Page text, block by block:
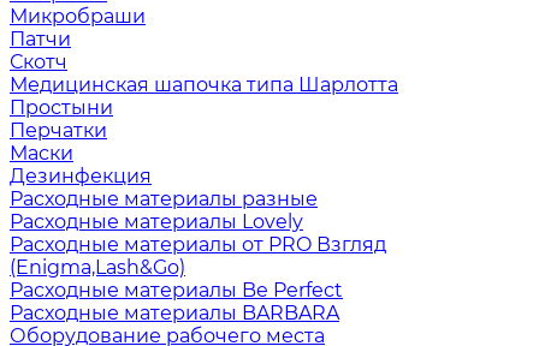
Микробраши
Патчи
Скотч
Медицинская шапочка типа Шарлотта
Простыни
Перчатки
Маски
Дезинфекция
Расходные материалы разные
Расходные материалы Lovely
Расходные материалы от PRO Взгляд
(Enigma,Lash&Go)
Расходные материалы Be Perfect
Расходные материалы BARBARA
Оборудование рабочего места